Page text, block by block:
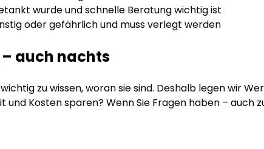
wurde und schnelle Beratung wichtig ist
oder gefährlich und muss verlegt werden
auch nachts
zu wissen, woran sie sind. Deshalb legen wir
und Kosten sparen? Wenn Sie Fragen haben – auch